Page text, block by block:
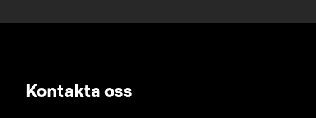
Kontakta oss